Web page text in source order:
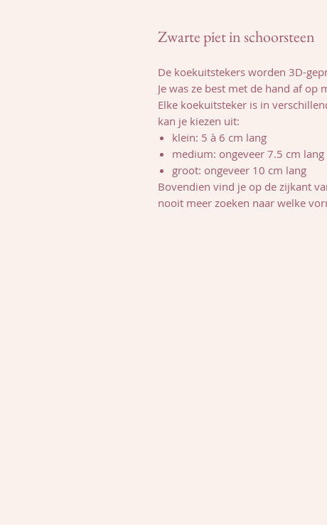
Zwarte piet in schoorsteen
De koekuitstekers worden 3D-
Je was ze best met de hand af op
Elke koekuitsteker is in
kan je kiezen uit:
klein: 5 à 6 cm lang
medium: ongeveer 7.5 cm lang
groot: ongeveer 10 cm lang
Bovendien vind je op de zijkant
nooit meer zoeken naar welke